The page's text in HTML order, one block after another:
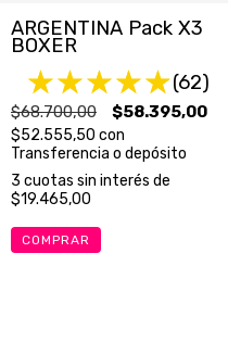
ARGENTINA Pack X3
BOXER
(62)
$68.700,00 $58.395,00
$52.555,50 con
Transferencia o depósito
3 cuotas sin interés de
$19.465,00
COMPRAR